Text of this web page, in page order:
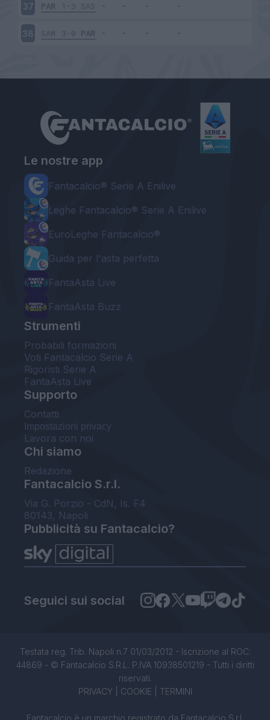
37 PAR 1-3 SAS
38 SAM 3-0 PAR
Le nostre app
Fantacalcio® Serie A Enilive
Leghe Fantacalcio® Serie A Enilive
EuroLeghe Fantacalcio®
Guida per l'asta perfetta
FantaAsta Live
FantaAsta Buzz
Strumenti
Probabili formazioni
Voti Fantacalcio Serie A
Rigoristi Serie A
FantaAsta Live
Supporto
Contatti
Impostazioni privacy
Lavora con noi
Chi siamo
Redazione
Fantacalcio S.r.l.
Via G. Porzio - CdN, Is. F4
80143, Napoli
Pubblicità su Fantacalcio?
Seguici sui social
Testata reg. Trib. Napoli n.7 01/03/2012 - Iscrizione al ROC:
44869 - © Fantacalcio S.R.L. P.IVA 10938501219 - Tutti i diritti
riservati.
PRIVACY| COOKIE TERMINI
Fantacalcio è un marchio registrato da Fantacalcio S.r.l.